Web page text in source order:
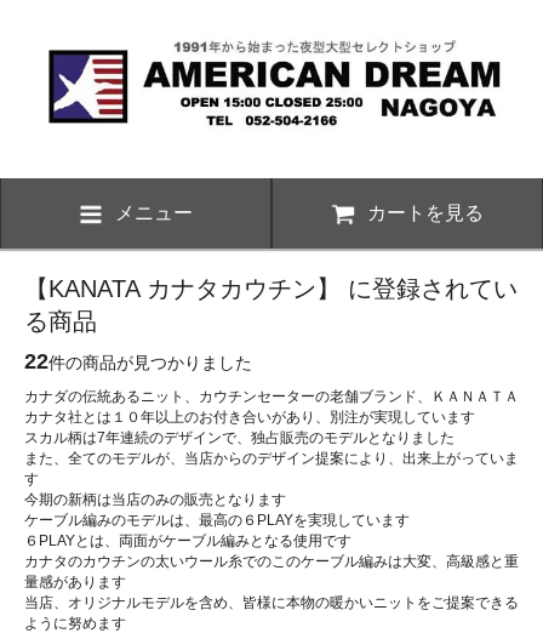
メニュー カートを見る
【KANATA カナタカウチン】 に登録されてい
る商品
22件の商品が見つかりました
カナダの伝統あるニット、カウチンセーターの老舗ブランド、ＫＡＮＡＴＡ
カナタ社とは１０年以上のお付き合いがあり、別注が実現しています
スカル柄は7年連続のデザインで、独占販売のモデルとなりました
また、全てのモデルが、当店からのデザイン提案により、出来上がっていま
す
今期の新柄は当店のみの販売となります
ケーブル編みのモデルは、最高の６PLAYを実現しています
６PLAYとは、両面がケーブル編みとなる使用です
カナタのカウチンの太いウール糸でのこのケーブル編みは大変、高級感と重
量感があります
当店、オリジナルモデルを含め、皆様に本物の暖かいニットをご提案できる
ように努めます